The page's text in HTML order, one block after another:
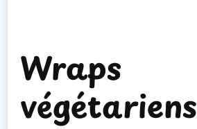
Wraps
végétariens